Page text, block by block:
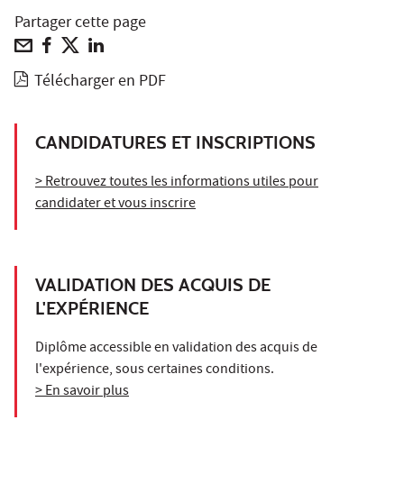
Partager cette page
Télécharger en PDF
CANDIDATURES ET INSCRIPTIONS
> Retrouvez toutes les informations utiles pour
candidater et vous inscrire
VALIDATION DES ACQUIS DE
L'EXPÉRIENCE
Diplôme accessible en validation des acquis de
l'expérience, sous certaines conditions.
> En savoir plus